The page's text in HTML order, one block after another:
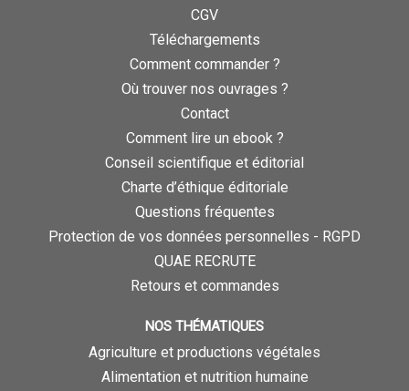
CGV
Téléchargements
Comment commander ?
Où trouver nos ouvrages ?
Contact
Comment lire un ebook ?
Conseil scientifique et éditorial
Charte d’éthique éditoriale
Questions fréquentes
Protection de vos données personnelles - RGPD
QUAE RECRUTE
Retours et commandes
NOS THÉMATIQUES
Agriculture et productions végétales
Alimentation et nutrition humaine